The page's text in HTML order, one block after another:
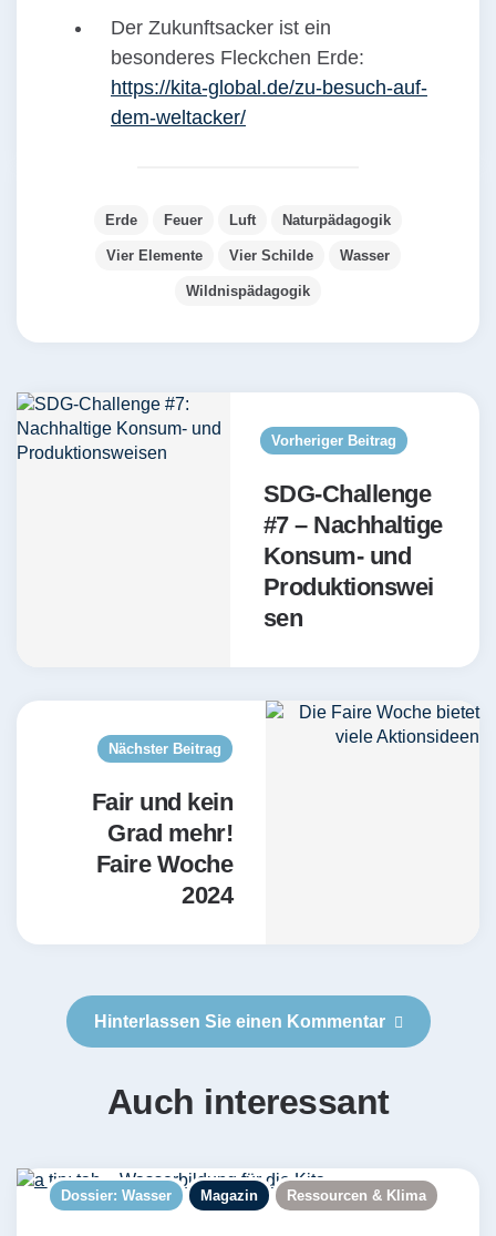
Der Zukunftsacker ist ein
besonderes Fleckchen Erde:
https://kita-global.de/zu-besuch-auf-
dem-weltacker/
Erde Feuer Luft Naturpädagogik
Vier Elemente Vier Schilde Wasser
Wildnispädagogik
Post
navigation
Vorheriger Beitrag
SDG-Challenge
#7 – Nachhaltige
Konsum- und
Produktionswei
sen
Nächster Beitrag
Fair und kein
Grad mehr!
Faire Woche
2024
Hinterlassen Sie einen Kommentar
Auch interessant
Dossier: Wasser Magazin Ressourcen & Klima